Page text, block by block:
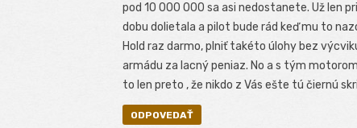
pod 10 000 000 sa asi nedostanete. Už len
dobu dolietala a pilot bude rád keď mu to
Hold raz darmo, plniť takéto úlohy bez
armádu za lacný peniaz. No a s tým
to len preto , že nikdo z Vás ešte tú čiernú
ODPOVEDAŤ